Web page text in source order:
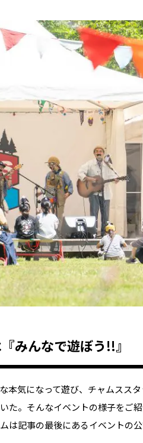
みんなで遊ぼう!!』
本気になって遊び、チャムスス
た。そんなイベントの様子をご
は記事の最後にあるイベントの